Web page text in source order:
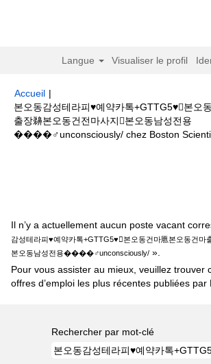
Langue Visualiser le profil
Accueil |
본오동감성테라피♥예약카톡+GTTG5♥본오
출장䶏본오동건전마사지본오동남성전용
����‍♂️unconsciously/ chez Boston
Il n’y a actuellement aucun poste vacant
감성테라피♥예약카톡+GTTG5♥본오동건마㥦본오동건마
본오동남성전용����‍♂️unconsciously/ ».
Pour vous assister au mieux, veuillez trouver
offres d’emploi les plus récentes publiées par
Rechercher par mot-clé